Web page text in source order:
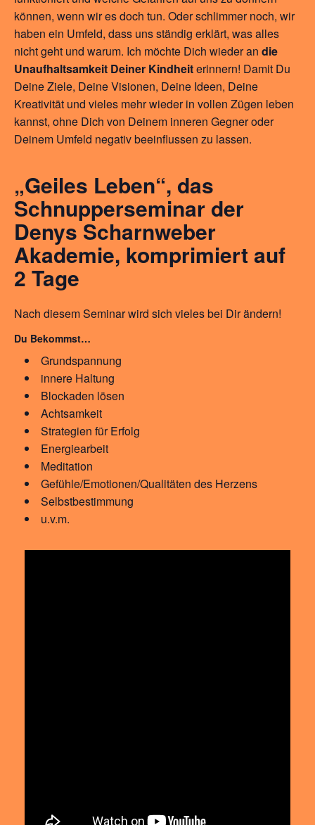
können, wenn wir es doch tun. Oder schlimmer noch, wir
haben ein Umfeld, dass uns ständig erklärt, was alles
nicht geht und warum. Ich möchte Dich wieder an die
Unaufhaltsamkeit Deiner Kindheiterinnern! Damit Du
Deine Ziele, Deine Visionen, Deine Ideen, Deine
Kreativität und vieles mehr wieder in vollen Zügen leben
kannst, ohne Dich von Deinem inneren Gegner oder
Deinem Umfeld negativ beeinflussen zu lassen.
„Geiles Leben“, das
Schnupperseminar der
Denys Scharnweber
Akademie, komprimiert auf
2 Tage
Nach diesem Seminar wird sich vieles bei Dir ändern!
Du Bekommst…
Grundspannung
innere Haltung
Blockaden lösen
Achtsamkeit
Strategien für Erfolg
Energiearbeit
Meditation
Gefühle/Emotionen/Qualitäten des Herzens
Selbstbestimmung
u.v.m.